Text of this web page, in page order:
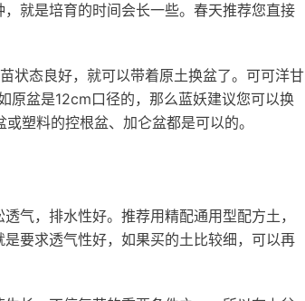
就是培育的时间会长一些。春天推荐您直接
状态良好，就可以带着原土换盆了。可可洋甘
原盆是12cm口径的，那么蓝妖建议您可以换
塑料的控根盆、加仑盆都是可以的。
气，排水性好。推荐用精配通用型配方土，
要求透气性好，如果买的土比较细，可以再